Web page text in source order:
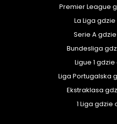
Premier League
La Liga
Serie A
Bundesliga
Ligue 1
Liga Portugalska
Ekstraklasa
1 Liga